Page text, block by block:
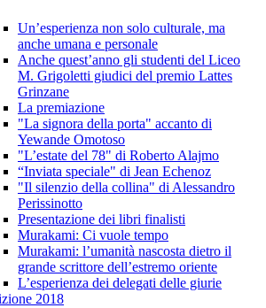
Un’esperienza non solo culturale, ma
anche umana e personale
Anche quest’anno gli studenti del Liceo
M. Grigoletti giudici del premio Lattes
Grinzane
La premiazione
"La signora della porta" accanto di
Yewande Omotoso
"L’estate del 78" di Roberto Alajmo
“Inviata speciale" di Jean Echenoz
"Il silenzio della collina" di Alessandro
Perissinotto
Presentazione dei libri finalisti
Murakami: Ci vuole tempo
Murakami: l’umanità nascosta dietro il
grande scrittore dell’estremo oriente
L’esperienza dei delegati delle giurie
2018